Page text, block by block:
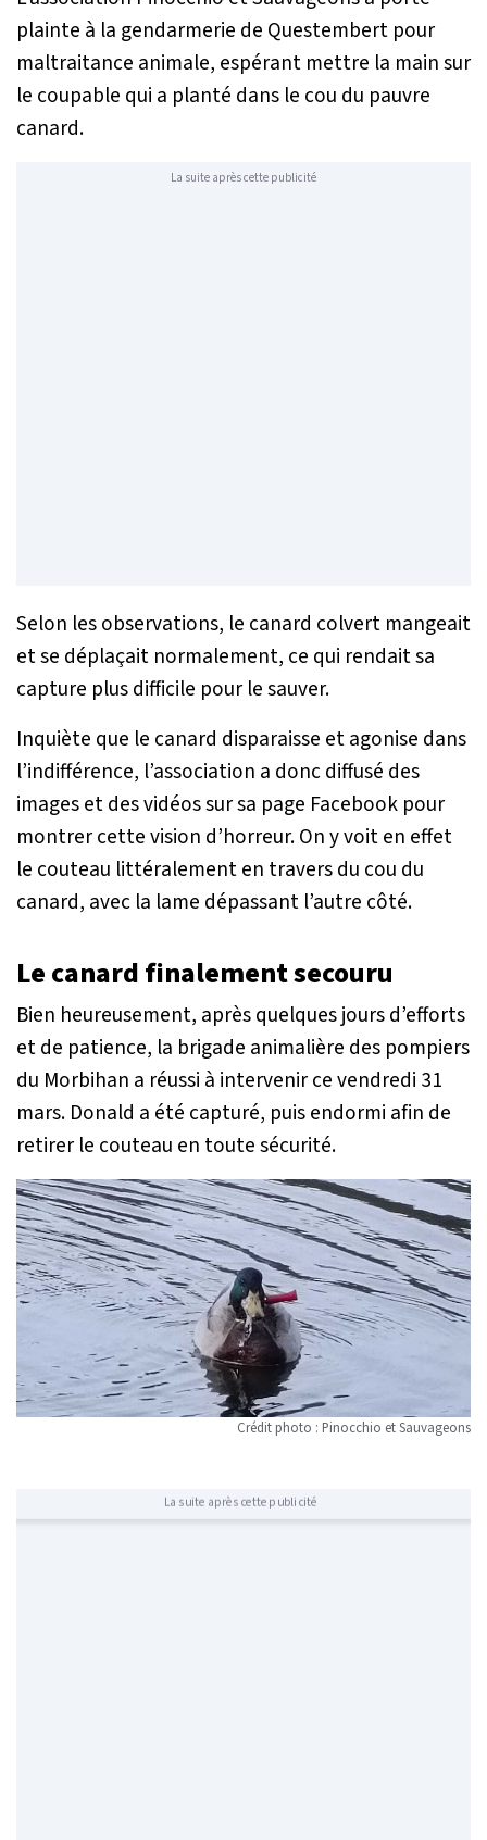
plainte à la gendarmerie de Questembert pour
maltraitance animale, espérant mettre la main sur
le coupable qui a planté dans le cou du pauvre
canard.
La suite après cette publicité
Selon les observations, le canard colvert mangeait
et se déplaçait normalement, ce qui rendait sa
capture plus difficile pour le sauver.
Inquiète que le canard disparaisse et agonise dans
l’indifférence, l’association a donc diffusé des
images et des vidéos sur sa page Facebook pour
montrer cette vision d’horreur. On y voit en effet
le couteau littéralement en travers du cou du
canard, avec la lame dépassant l’autre côté.
Le canard finalement secouru
Bien heureusement, après quelques jours d’efforts
et de patience, la brigade animalière des pompiers
du Morbihan a réussi à intervenir ce vendredi 31
mars. Donald a été capturé, puis endormi afin de
retirer le couteau en toute sécurité.
Crédit photo : Pinocchio et Sauvageons
La suite après cette publicité